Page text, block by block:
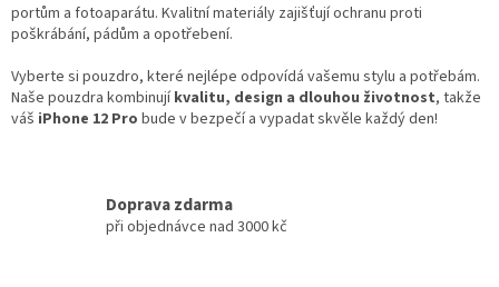
portům a fotoaparátu. Kvalitní materiály zajišťují ochranu proti
poškrábání, pádům a opotřebení.
Vyberte si pouzdro, které nejlépe odpovídá vašemu stylu a potřebám.
Naše pouzdra kombinujíkvalitu, design a dlouhou životnost, takže
váš iPhone 12 Pro bude v bezpečí a vypadat skvěle každý den!
Doprava zdarma
při objednávce nad 3000 kč